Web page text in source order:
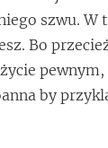
szwu.
Bo
by